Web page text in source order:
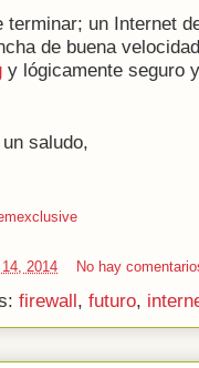
terminar; un Internet
de buena
y lógicamente seguro
saludo,
2014 No hay
firewall, futuro,